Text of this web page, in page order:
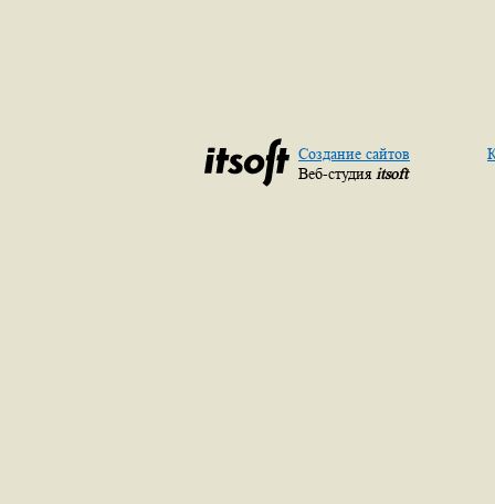
Создание сайтов
Веб-студия itsoft